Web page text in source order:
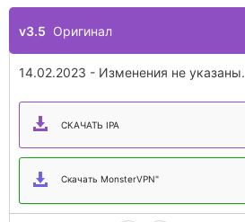
v3.5 Оригинал
14.02.2023 - Изменения не указаны.
СКАЧАТЬ IPA
Скачать MonsterVPN"